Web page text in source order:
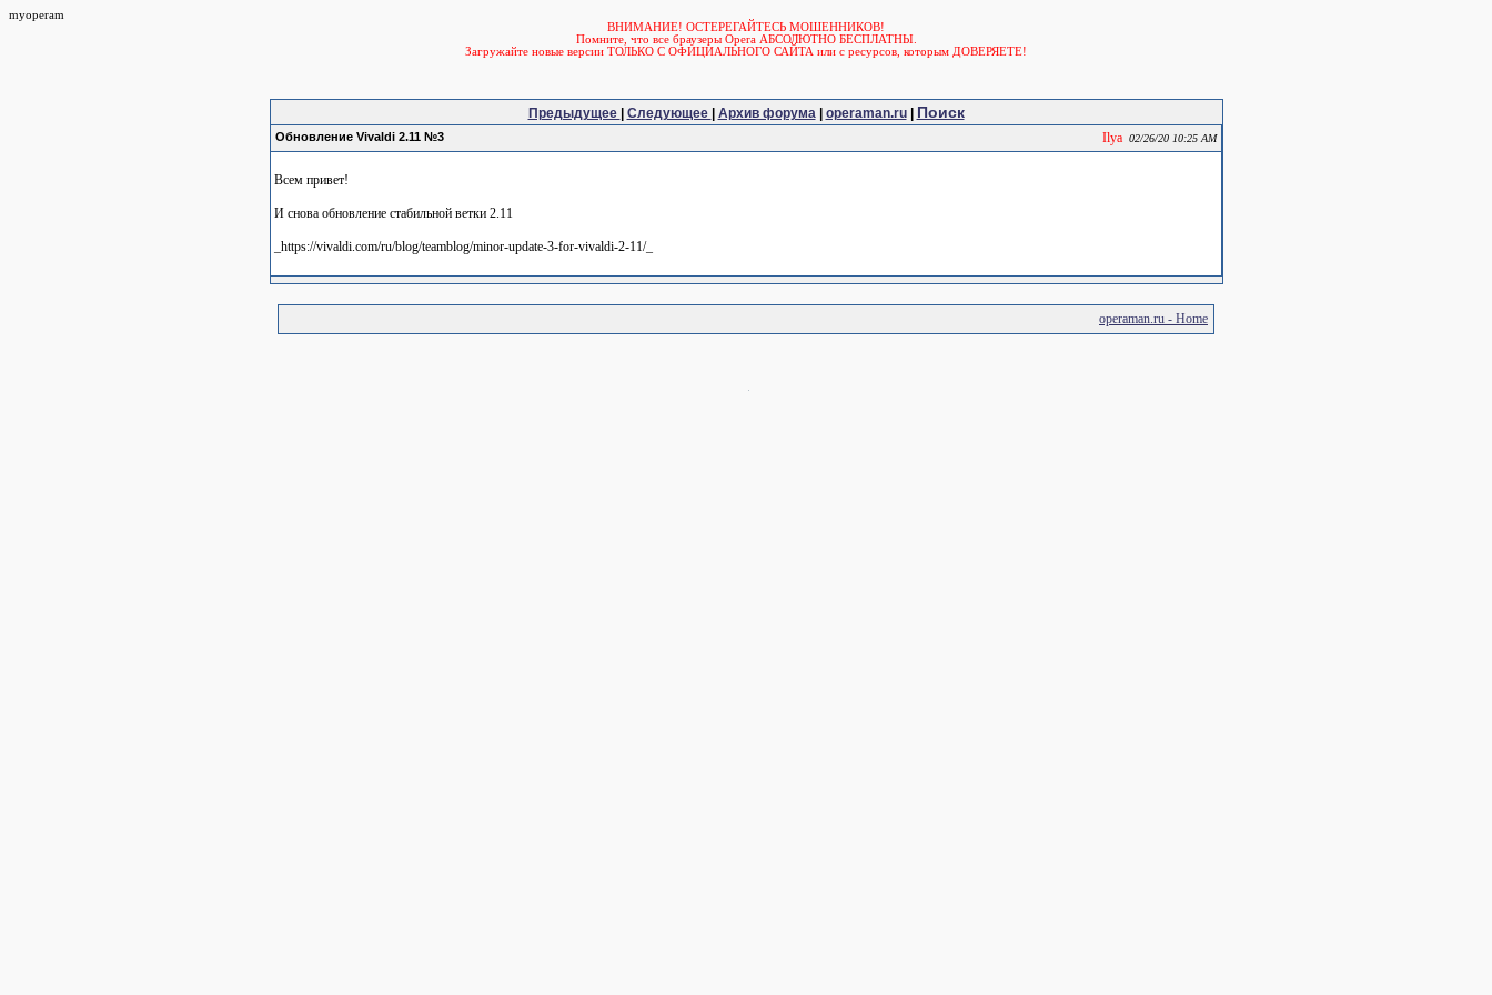
myoperam
ВНИМАНИЕ! ОСТЕРЕГАЙТЕСЬ МОШЕННИКОВ!
Помните, что все браузеры Opera АБСОЛЮТНО БЕСПЛАТНЫ.
Загружайте новые версии ТОЛЬКО С ОФИЦИАЛЬНОГО САЙТА или с ресурсов, которым ДОВЕРЯЕТЕ!
Предыдущее Следующее Архив форума| operaman.ru| Поиск
Обновление Vivaldi 2.11 №3 Ilya 02/26/20 10:25 AM
Всем привет!
И снова обновление стабильной ветки 2.11
_https://vivaldi.com/ru/blog/teamblog/minor-update-3-for-vivaldi-2-11/_
operaman.ru - Home